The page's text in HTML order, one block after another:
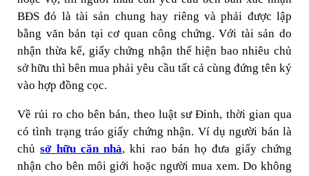
BĐS đó là tài sản chung hay riêng và phải được lập
bằng văn bản tại cơ quan công chứng. Với tài sản do
nhận thừa kế, giấy chứng nhận thể hiện bao nhiêu chủ
sở hữu thì bên mua phải yêu cầu tất cả cùng đứng tên ký
vào hợp đồng cọc.
Về rủi ro cho bên bán, theo luật sư Đinh, thời gian qua
có tình trạng tráo giấy chứng nhận. Ví dụ người bán là
chủsở hữu căn nhà, khi rao bán họ đưa giấy chứng
nhận cho bên môi giới hoặc người mua xem. Do không